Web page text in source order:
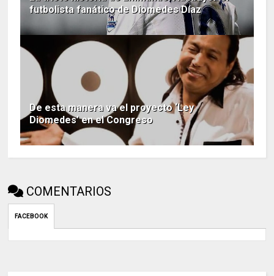
futbolista fanático de Diomedes Díaz
De esta manera va el proyecto ‘Ley
Diomedes’ en el Congreso
COMENTARIOS
FACEBOOK